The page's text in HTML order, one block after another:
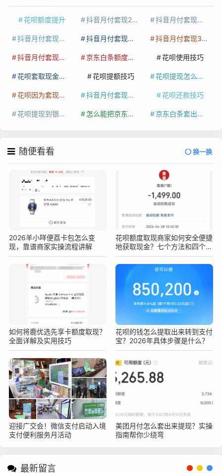
花呗额度提升 抖音月付套现24小时接单 抖音月付套现怎么套
抖音月付套现多少手续费 抖音月付套现商家有哪些 抖音月付套现30秒技巧
抖音月付套现最新方法 京东白条额度提升 花呗使用技巧
花呗套取现金最佳方法 花呗提额技巧 花呗提现怎么操作
花呗因为套现被限额了这种情况要多久才会好 抖音月付套现秒回100起 花呗还款技巧
花呗提现到银行卡 怎么能把京东白条额度钱套出来 京东白条套出来手续费多少
随便看看 换一换
2026羊小咩便荔卡包怎么变
现，靠谱商家实操流程讲解
花呗额度取现商家如何安全便捷
地获取现金？七个方法和四个注
意事项要知道！
如何将鹿优选先享卡额度取现？
全面详解及实用技巧
花呗的钱怎么提取出来转到支付
宝？2026年具体步骤是什么？
迎接广交会！微信支付启动入境
支付便利服务月活动
美团月付怎么套出来提现？实操
指南帮你少绕弯
最新留言